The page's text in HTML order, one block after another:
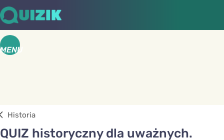
MENU
Historia
QUIZ historyczny dla uważnych.